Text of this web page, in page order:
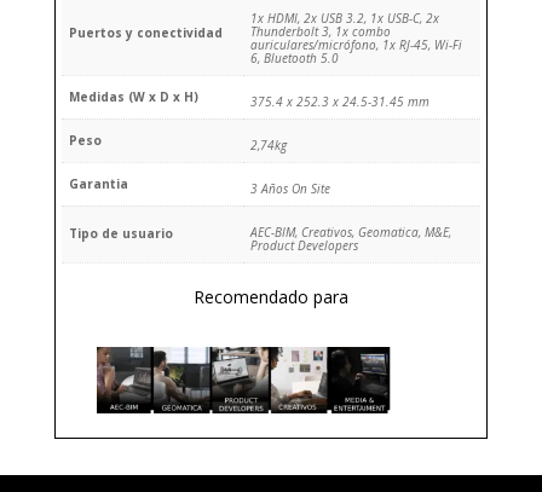
Puertos y conectividad
1x HDMI, 2x USB 3.2, 1x USB-C, 2x
Thunderbolt 3, 1x combo
auriculares/micrófono, 1x RJ-45, Wi-Fi
6, Bluetooth 5.0
Medidas (W x D x H) 375.4 x 252.3 x 24.5-31.45 mm
Peso 2,74kg
Garantia 3 Años On Site
Tipo de usuario AEC-BIM, Creativos, Geomatica, M&E,
Product Developers
Recomendado para